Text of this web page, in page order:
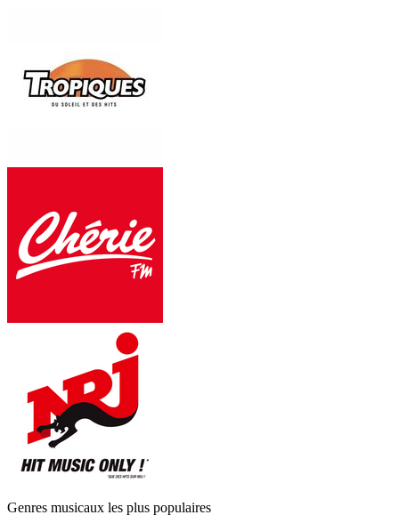
Genres musicaux les plus populaires